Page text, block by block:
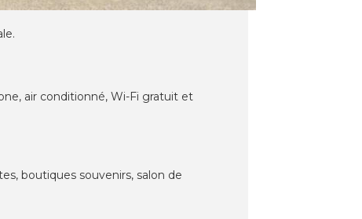
air conditionné, Wi-Fi gratuit et
boutiques souvenirs, salon de